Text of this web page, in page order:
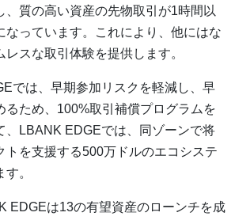
、質の高い資産の先物取引が1時間以
なっています。これにより、他にはな
スな取引体験を提供します。
では、早期参加リスクを軽減し、早
るため、100%取引補償プログラムを
、LBANK EDGEでは、同ゾーンで将
トを支援する500万ドルのエコシステ
。
EDGEは13の有望資産のローンチを成